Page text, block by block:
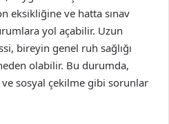
eksikliğine ve hatta sınav
yol açabilir. Uzun
bireyin genel ruh sağlığı
olabilir. Bu durumda,
sosyal çekilme gibi sorunlar